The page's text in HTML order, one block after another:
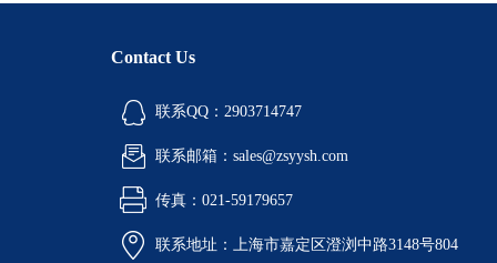
Contact Us
联系QQ：2903714747
联系邮箱：sales@zsyysh.com
传真：021-59179657
联系地址：上海市嘉定区澄浏中路3148号804